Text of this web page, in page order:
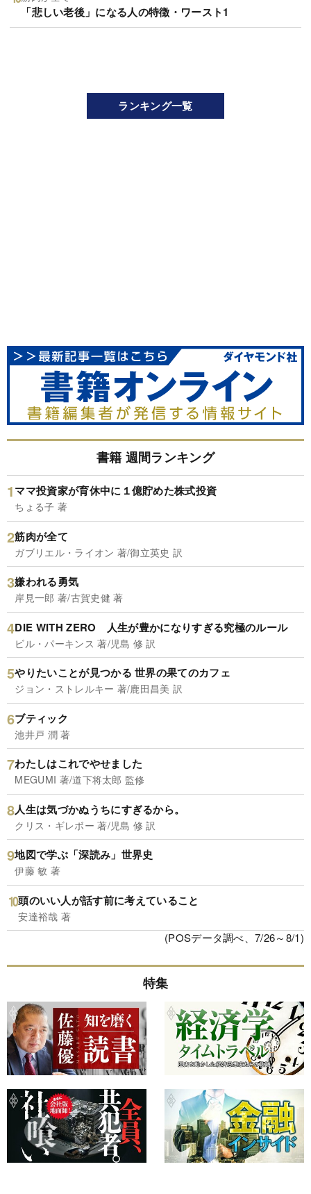
「悲しい老後」になる人の特徴・ワースト1
ランキング一覧
書籍 週間ランキング
ママ投資家が育休中に１億貯めた株式投資
ちょる子 著
筋肉が全て
ガブリエル・ライオン 著/御立英史 訳
嫌われる勇気
岸見一郎 著/古賀史健 著
DIE WITH ZERO 人生が豊かになりすぎる究極のルール
ビル・パーキンス 著/児島 修 訳
やりたいことが見つかる 世界の果てのカフェ
ジョン・ストレルキー 著/鹿田昌美 訳
ブティック
池井戸 潤 著
わたしはこれでやせました
MEGUMI 著/道下将太郎 監修
人生は気づかぬうちにすぎるから。
クリス・ギレボー 著/児島 修 訳
地図で学ぶ「深読み」世界史
伊藤 敏 著
頭のいい人が話す前に考えていること
安達裕哉 著
(POSデータ調べ、7/26～8/1)
特集